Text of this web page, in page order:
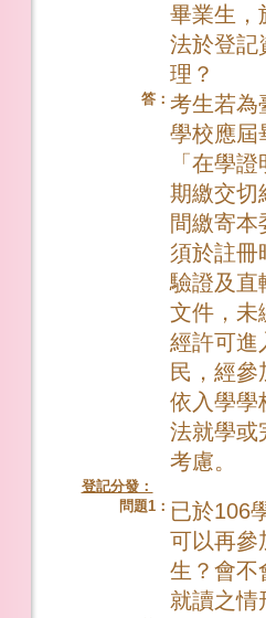
畢業生，
法於登記
理？
答： 考生若為
學校應屆
「在學
期繳交切
間繳寄本
須於註冊
驗證及直
文件，未
經許可進
民，經參
依入學學
法就學或
考慮。
登記分發：
問題1： 已於106
可以再參
生？會不
就讀之情